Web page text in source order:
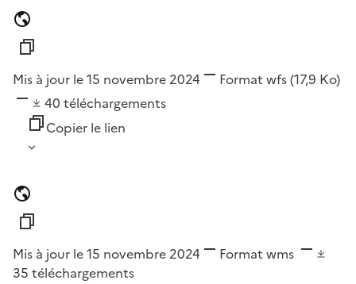
Mis à jour le 15 novembre 2024 Format wfs(17,9 Ko)
40 téléchargements
Copier le lien
Mis à jour le 15 novembre 2024 Format wms
35 téléchargements